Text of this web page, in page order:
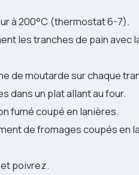
à 200°C (thermostat 6-7).
les tranches de pain avec
de moutarde sur chaque
dans un plat allant au four.
fumé coupé en lanières.
de fromages coupés en
poivrez.